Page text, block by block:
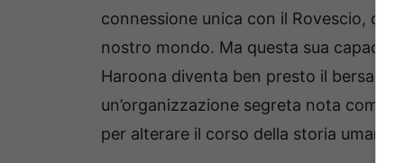
connessione unica con il Rovescio,
nostro mondo. Ma questa sua
Haroona diventa ben presto il
un’organizzazione segreta nota come
per alterare il corso della storia umana.